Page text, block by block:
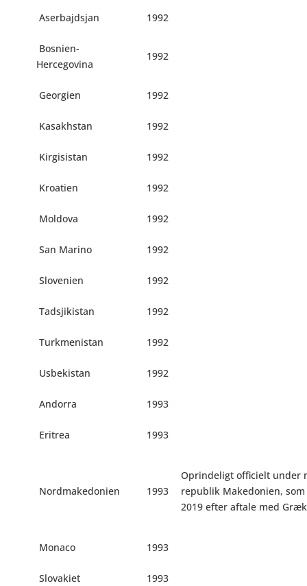
Aserbajdsjan 1992
Bosnien-
Hercegovina
1992
Georgien 1992
Kasakhstan 1992
Kirgisistan 1992
Kroatien 1992
Moldova 1992
San Marino 1992
Slovenien 1992
Tadsjikistan 1992
Turkmenistan 1992
Usbekistan 1992
Andorra 1993
Eritrea 1993
Nordmakedonien 1993
Oprindeligt officielt under
republik Makedonien,
2019 efter aftale med
Monaco 1993
Slovakiet 1993